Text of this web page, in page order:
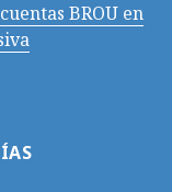
BROU en